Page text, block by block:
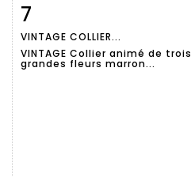
détaillée
7
VINTAGE COLLIER...
VINTAGE Collier animé de trois
grandes fleurs marron...